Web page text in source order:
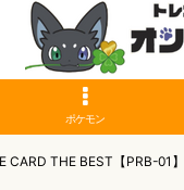
ポケモン
CARD THE BEST【PRB-01】